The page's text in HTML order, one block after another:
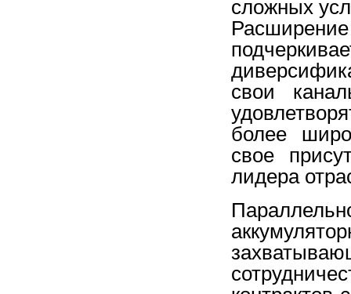
сложных
свои
более
свое
лидера